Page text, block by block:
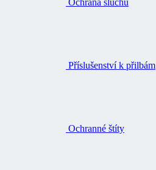
Ochrana sluchu
Příslušenství k přilbám
Ochranné štíty